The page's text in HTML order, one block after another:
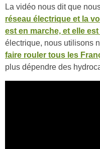
La vidéo nous dit que
réseau électrique et la
est en marche, et elle
électrique, nous utilisons
faire rouler tous les
plus dépendre des